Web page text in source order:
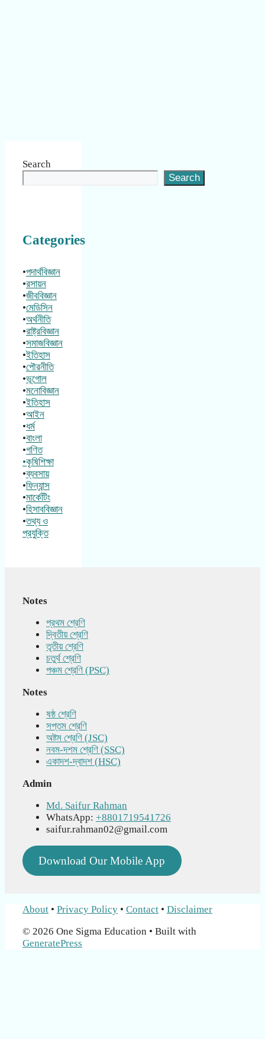
Search
Search
Categories
•পদার্থবিজ্ঞান
•রসায়ন
•জীববিজ্ঞান
•মেডিসিন
•অর্থনীতি
•রাষ্ট্রবিজ্ঞান
•সমাজবিজ্ঞান
•ইতিহাস
•পৌরনীতি
•ভূগোল
•মনোবিজ্ঞান
•ইতিহাস
•আইন
•ধর্ম
•বাংলা
•গণিত
•কৃষিশিক্ষা
•ব্যবসায়
•ফিন্যান্স
•মার্কেটিং
•হিসাববিজ্ঞান
•তথ্য ও
প্রযুক্তি
Notes
প্রথম শ্রেণি
দ্বিতীয় শ্রেণি
তৃতীয় শ্রেণি
চতুর্থ শ্রেণি
পঞ্চম শ্রেণি (PSC)
Notes
ষষ্ঠ শ্রেণি
সপ্তম শ্রেণি
অষ্টম শ্রেণি (JSC)
নবম-দশম শ্রেণি (SSC)
একাদশ-দ্বাদশ (HSC)
Admin
Md. Saifur Rahman
WhatsApp: +8801719541726
saifur.rahman02@gmail.com
Download Our Mobile App
About • Privacy Policy • Contact • Disclaimer
© 2026 One Sigma Education • Built with
GeneratePress